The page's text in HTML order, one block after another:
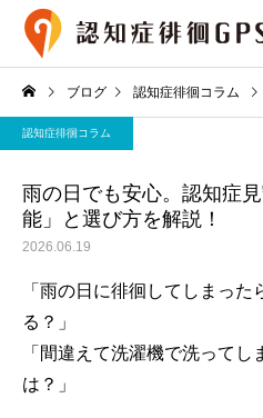
ブログ 認知症徘徊コラム
認知症徘徊コラム
雨の日でも安心。認知症
能」と選び方を解説！
2026.06.19
「雨の日に徘徊してしまった
る？」
「間違えて洗濯機で洗ってし
は？」